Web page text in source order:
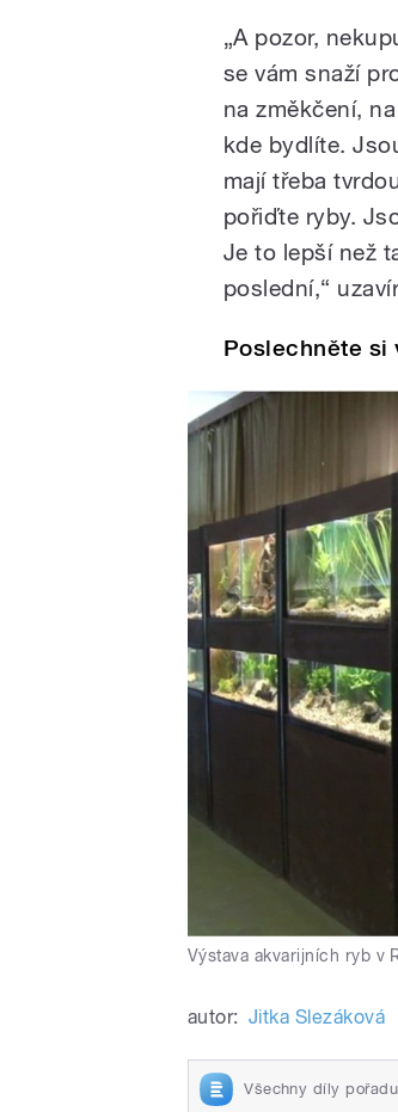
„A pozor,
se vám snaží
na změkčení,
kde bydlíte.
mají třeba
pořiďte ryby.
Je to lepší než
poslední,“
Poslechněte si
Výstava akvarijních ryb v
autor: Jitka Slezáková
Všechny díly